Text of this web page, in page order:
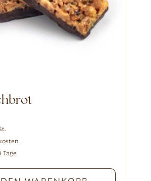
Tage